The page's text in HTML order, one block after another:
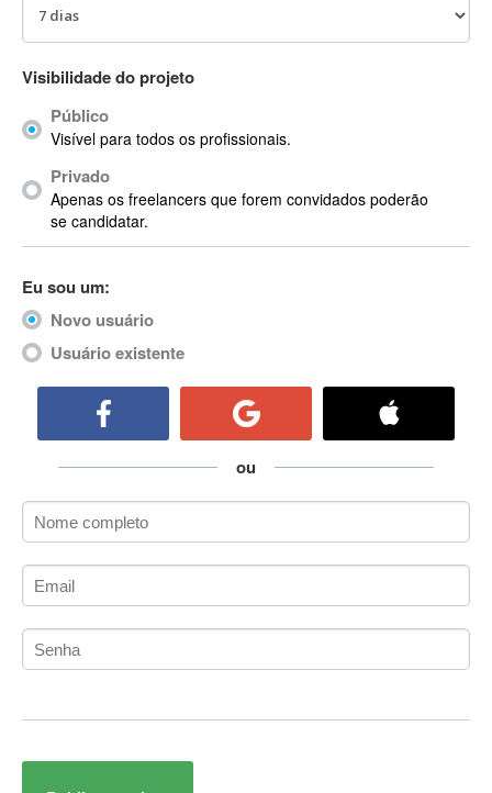
Acrobat X
Acronis
ACT
Actian
Actimize
ActionScript
Active Directory
ActiveCollab
ActiveX
Adianti Framework
Administração Acadêmica
Administração de Artistas e Repertórios
Administração de Banco de Dados
Administração de Redes
Administração PostgreSQL
Administrador de Sistemas
ADO.NET Entity Framework
Visibilidade do projeto
Público
Visível para todos os profissionais.
Privado
Apenas os freelancers que forem convidados poderão
se candidatar.
Eu sou um:
Novo usuário
Usuário existente
ou